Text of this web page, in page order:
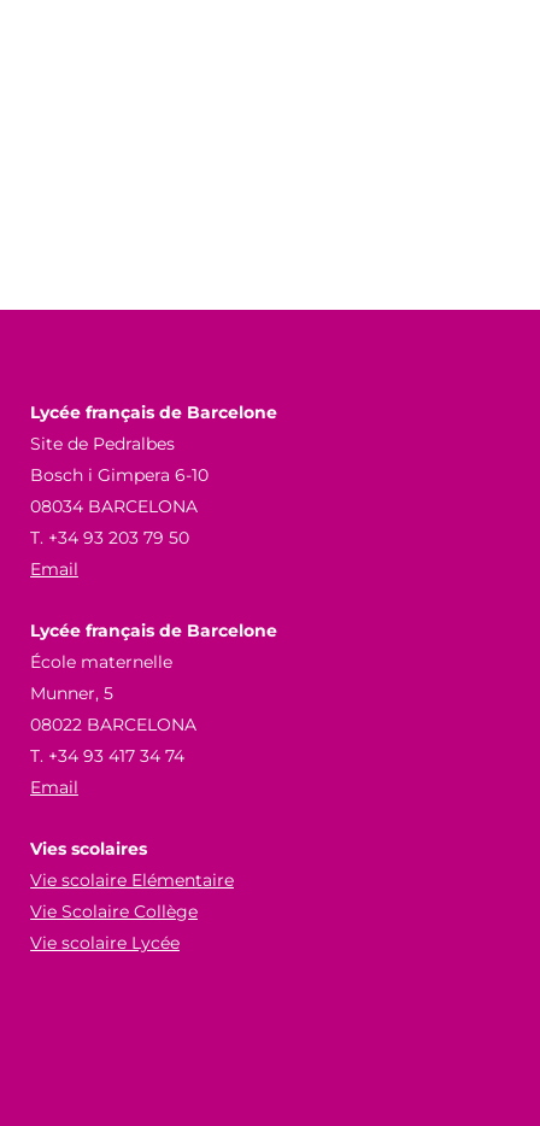
Lycée français de Barcelone
Site de Pedralbes
Bosch i Gimpera 6-10
08034 BARCELONA
T. +34 93 203 79 50
Email
Lycée français de Barcelone
École maternelle
Munner, 5
08022 BARCELONA
T. +34 93 417 34 74
Email
Vies scolaires
Vie scolaire Elémentaire
Vie Scolaire Collège
Vie scolaire Lycée